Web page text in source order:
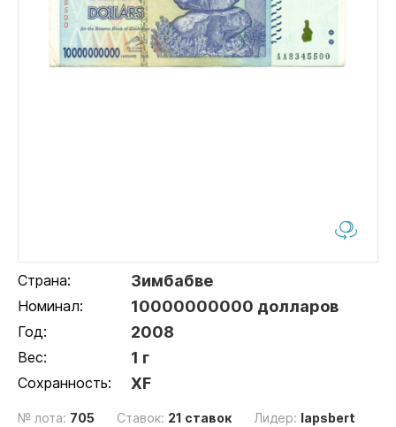
Страна: Зимбабве
Номинал: 10000000000 долларов
Год: 2008
Вес: 1 г
Сохранность: XF
№ лота: 705 Ставок: 21 ставок Лидер: lapsbert